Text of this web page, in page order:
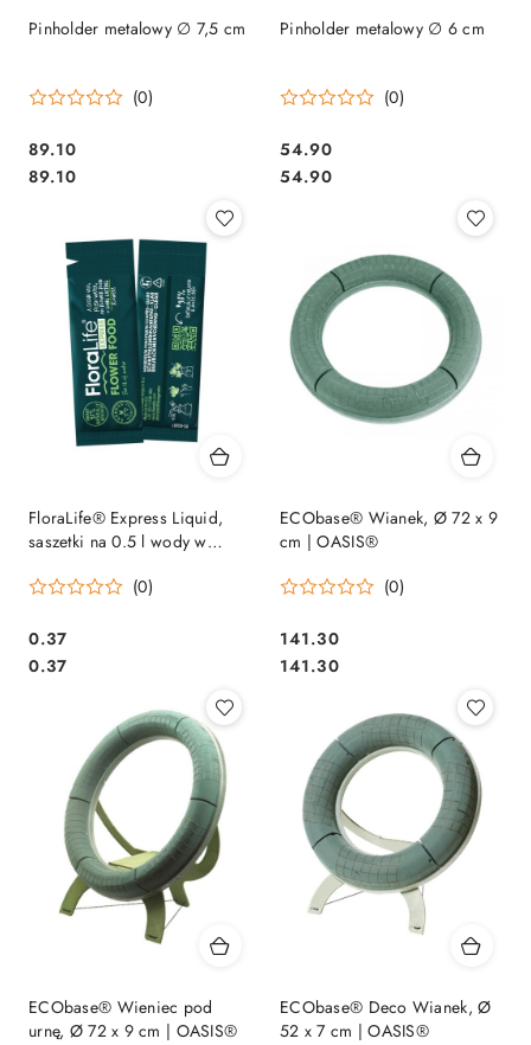
Pinholder metalowy ∅ 7,5 cm
(0)
Cena:
89.10
Cena:
89.10
Pinholder metalowy ∅ 6 cm
(0)
Cena:
54.90
Cena:
54.90
FloraLife® Express Liquid,
saszetki na 0.5 l wody w
szt.
(0)
Cena:
0.37
Cena:
0.37
ECObase® Wianek, Ø 72 x 9
cm | OASIS®
(0)
Cena:
141.30
Cena:
141.30
ECObase® Wieniec pod
urnę, Ø 72 x 9 cm | OASIS®
ECObase® Deco Wianek, Ø
52 x 7 cm | OASIS®